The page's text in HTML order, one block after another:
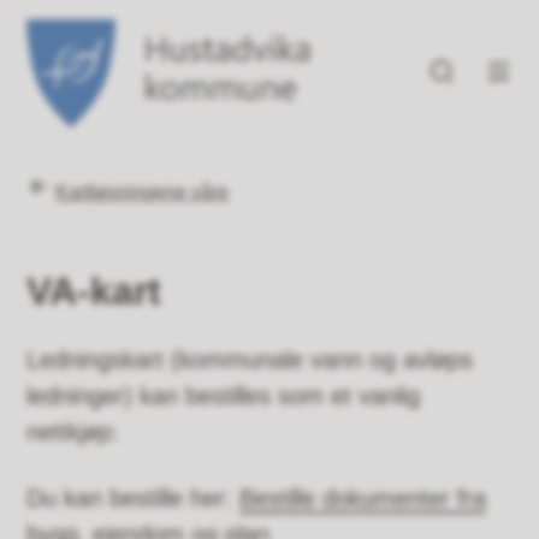
Du er her:
Kartløsningene våre
VA-kart
Ledningskart (kommunale vann og avløps
ledninger) kan bestilles som et vanlig
nettkjøp:
Du kan bestille her:
Bestille dokumenter fra